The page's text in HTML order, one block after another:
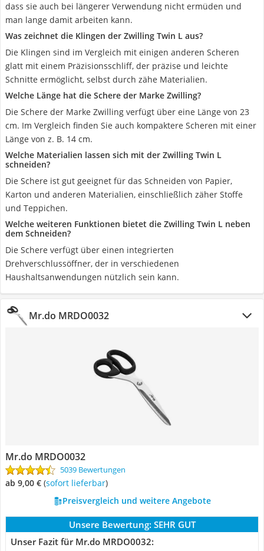
dass sie auch bei längerer Verwendung nicht ermüden und
man lange damit arbeiten kann.
Was zeichnet die Klingen der Zwilling Twin L aus?
Die Klingen sind im Vergleich mit einigen anderen Scheren
glatt mit einem Präzisionsschliff, der präzise und leichte
Schnitte ermöglicht, selbst durch zähe Materialien.
Welche Länge hat die Schere der Marke Zwilling?
Die Schere der Marke Zwilling verfügt über eine Länge von 23
cm. Im Vergleich finden Sie auch kompaktere Scheren mit einer
Länge von z. B. 14 cm.
Welche Materialien lassen sich mit der Zwilling Twin L
schneiden?
Die Schere ist gut geeignet für das Schneiden von Papier,
Karton und anderen Materialien, einschließlich zäher Stoffe
und Teppichen.
Welche weiteren Funktionen bietet die Zwilling Twin L neben
dem Schneiden?
Die Schere verfügt über einen integrierten
Drehverschlussöffner, der in verschiedenen
Haushaltsanwendungen nützlich sein kann.
Mr.do MRDO0032
Mr.do MRDO0032
5039 Bewertungen
ab 9,00 € ( Sofort lieferbar)
Preisvergleich und weitere Angebote
Unsere Bewertung: SEHR GUT
Unser Fazit für Mr.do MRDO0032: